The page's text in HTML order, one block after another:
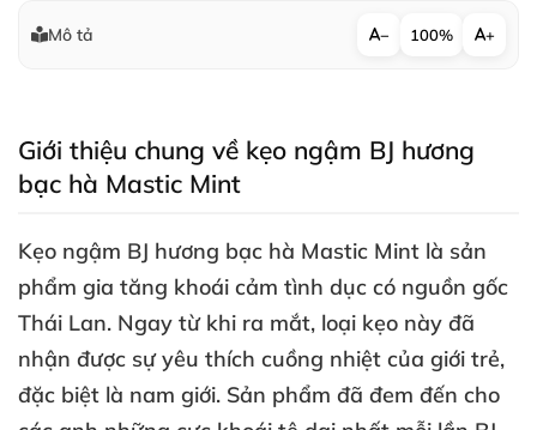
Mô tả − 100% +
Giới thiệu chung về kẹo ngậm BJ hương
bạc hà Mastic Mint
Kẹo ngậm BJ hương bạc hà Mastic Mint là sản
phẩm gia tăng khoái cảm tình dục có nguồn gốc
Thái Lan. Ngay từ khi ra mắt, loại kẹo này đã
nhận được sự yêu thích cuồng nhiệt của giới trẻ,
đặc biệt là nam giới. Sản phẩm đã đem đến cho